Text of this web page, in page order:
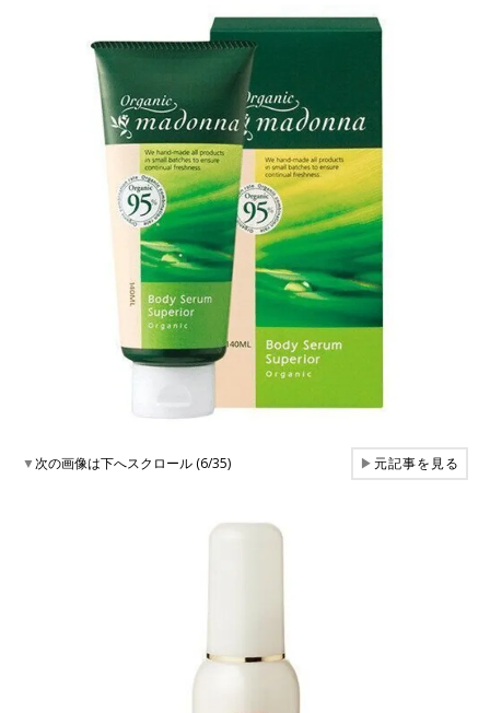
▼次の画像は下へスクロール (6/35) ▶元記事を見る